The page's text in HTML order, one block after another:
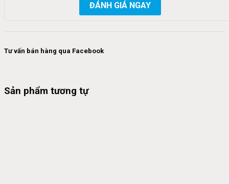
ĐÁNH GIÁ NGAY
Tư vấn bán hàng qua Facebook
Sản phẩm tương tự